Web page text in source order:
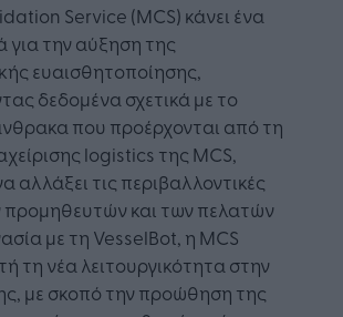
Service (MCS) κάνει ένα
την αύξηση της
ευαισθητοποίησης,
δεδομένα σχετικά με το
που προέρχονται από τη
logistics της MCS,
αλλάξει τις περιβαλλοντικές
προμηθευτών και των πελατών
με τη VesselBot, η MCS
τη νέα λειτουργικότητα στην
με σκοπό την προώθηση της